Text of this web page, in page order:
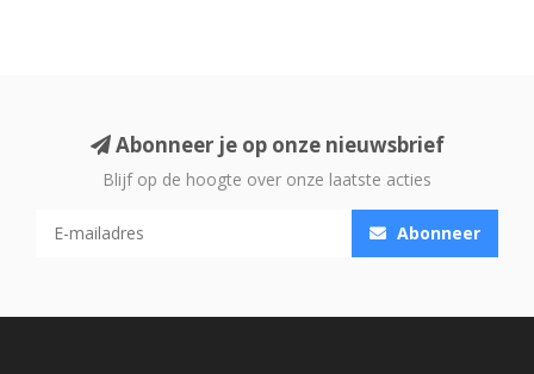
Abonneer je op onze nieuwsbrief
Blijf op de hoogte over onze laatste acties
Abonneer